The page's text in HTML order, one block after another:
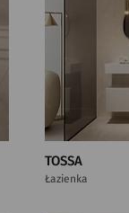
TOSSA
Łazienka